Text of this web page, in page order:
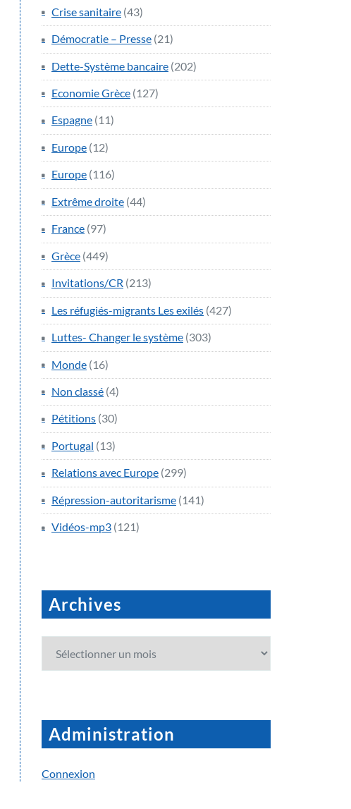
Crise sanitaire (43)
Démocratie – Presse (21)
Dette-Système bancaire (202)
Economie Grèce (127)
Espagne (11)
Europe (12)
Europe (116)
Extrême droite (44)
France (97)
Grèce (449)
Invitations/CR (213)
Les réfugiés-migrants Les exilés (427)
Luttes- Changer le système (303)
Monde (16)
Non classé (4)
Pétitions (30)
Portugal (13)
Relations avec Europe (299)
Répression-autoritarisme (141)
Vidéos-mp3 (121)
Archives
Administration
Connexion